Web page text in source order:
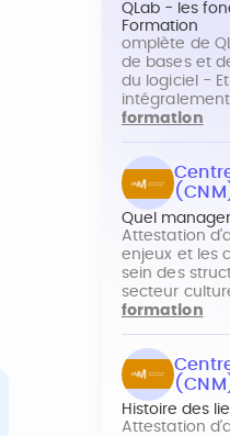
QLab - les
Formation
omplète de
de bases et
du logiciel -
formation
Quel
Attestation
enjeux et les
sein des
secteur
formation
Histoire des
Attestation